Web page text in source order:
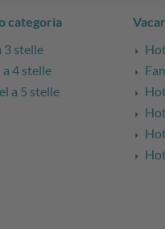
categoria
3 stelle
4 stelle
a 5 stelle